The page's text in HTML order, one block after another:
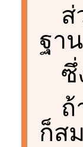
ส่
ฐา
ซึ่
ก็ส